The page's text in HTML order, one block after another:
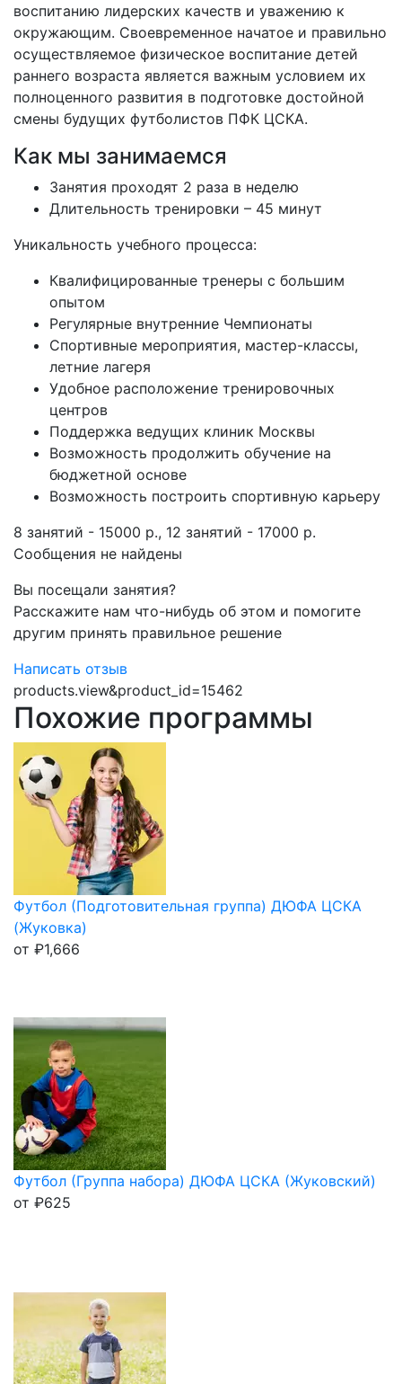
воспитанию лидерских качеств и уважению к
окружающим. Своевременное начатое и правильно
осуществляемое физическое воспитание детей
раннего возраста является важным условием их
полноценного развития в подготовке достойной
смены будущих футболистов ПФК ЦСКА.
Как мы занимаемся
Занятия проходят 2 раза в неделю
Длительность тренировки – 45 минут
Уникальность учебного процесса:
Квалифицированные тренеры с большим
опытом
Регулярные внутренние Чемпионаты
Спортивные мероприятия, мастер-классы,
летние лагеря
Удобное расположение тренировочных
центров
Поддержка ведущих клиник Москвы
Возможность продолжить обучение на
бюджетной основе
Возможность построить спортивную карьеру
8 занятий - 15000 р., 12 занятий - 17000 р.
Сообщения не найдены
Вы посещали занятия?
Расскажите нам что-нибудь об этом и помогите
другим принять правильное решение
Написать отзыв
products.view&product_id=15462
Похожие программы
Футбол (Подготовительная группа) ДЮФА ЦСКА
(Жуковка)
от ₽1,666
Футбол (Группа набора) ДЮФА ЦСКА (Жуковский)
от ₽625